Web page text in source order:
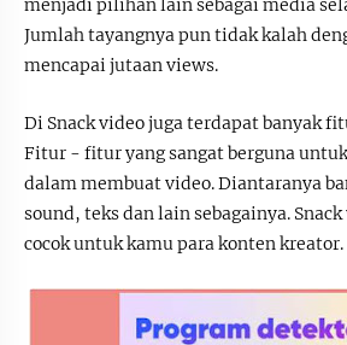
Jumlah tayangnya pun tidak kalah
mencapai jutaan views.
Di Snack video juga terdapat banyak
Fitur - fitur yang sangat berguna
dalam membuat video. Diantaranya
sound, teks dan lain sebagainya.
cocok untuk kamu para konten kreator.